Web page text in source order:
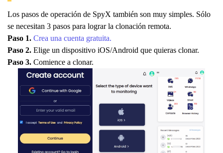
Los pasos de operación de SpyX también son muy simples. Sólo
se necesitan 3 pasos para lograr la clonación remota.
Paso 1. Crea una cuenta gratuita.
Paso 2. Elige un dispositivo iOS/Android que quieras clonar.
Paso 3. Comience a clonar.